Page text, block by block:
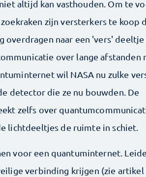
altijd kan vasthouden. Om te
zijn versterkers te koop
overdragen naar een 'vers'
over lange afstanden
wil NASA nu zulke
detector die ze nu bouwden. De
zelfs over
lichtdeeltjes de ruimte in schiet.
voor een quantuminternet.
verbinding krijgen (zie artikel